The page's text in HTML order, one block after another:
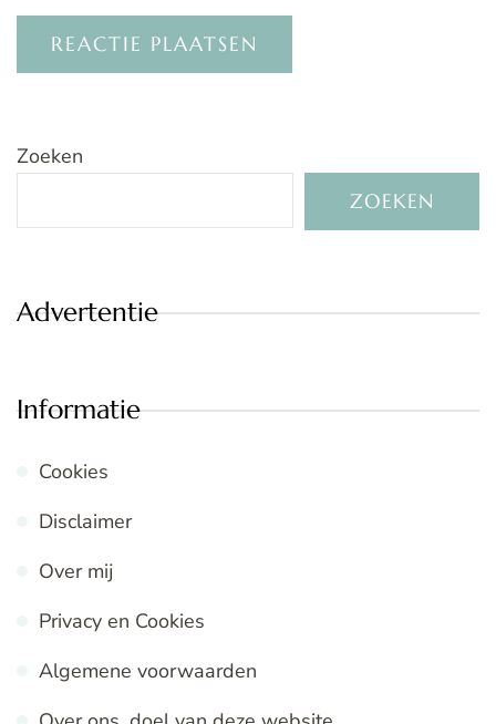
Zoeken
ZOEKEN
Advertentie
Informatie
Cookies
Disclaimer
Over mij
Privacy en Cookies
Algemene voorwaarden